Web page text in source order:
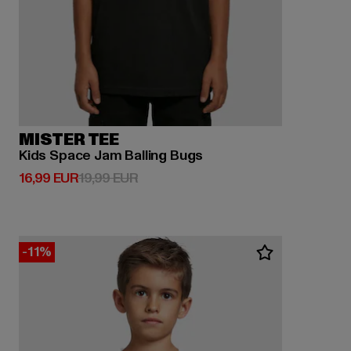
MISTER TEE
Kids Space Jam Balling Bugs
16,99 EUR
Derzeitiger Preis: 16,99 EUR
19,99 EURAktionspreis: 19,99 EUR
-11%